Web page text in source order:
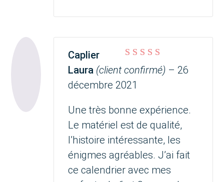
Note sur 5
Caplier
Laura (client confirmé) – 26
décembre 2021
Une très bonne expérience.
Le matériel est de qualité,
l’histoire intéressante, les
énigmes agréables. J’ai fait
ce calendrier avec mes